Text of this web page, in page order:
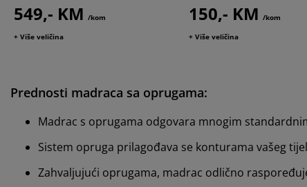
549,- KM /kom
+ Više veličina
150,- KM /kom
+ Više veličina
Prednosti madraca sa oprugama:
Madrac s oprugama odgovara mnogim
Sistem opruga prilagođava se konturama vašeg
Zahvaljujući oprugama, madrac odlično